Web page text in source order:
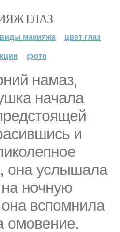
ГЛАЗ
виды макияжа
цвет глаз
фото
намаз,
начала
и
она услышала
ночную
вспомнила
омовение.